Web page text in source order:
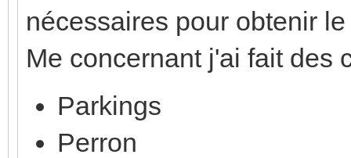
nécessaires pour obtenir
Me concernant j'ai fait des
Parkings
Perron